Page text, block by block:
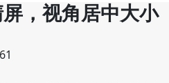
，视角居中大小